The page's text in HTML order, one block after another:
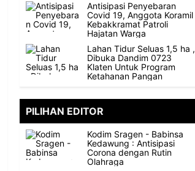
Antisipasi Penyebaran
Covid 19, Anggota Koramil
Kebakkramat Patroli
Hajatan Warga
Lahan Tidur Seluas 1,5 ha ,
Dibuka Dandim 0723
Klaten Untuk Program
Ketahanan Pangan
PILIHAN EDITOR
Kodim Sragen - Babinsa
Kedawung : Antisipasi
Corona dengan Rutin
Olahraga